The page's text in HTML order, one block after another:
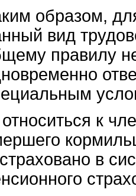
образом,
вид
правилу
к
в